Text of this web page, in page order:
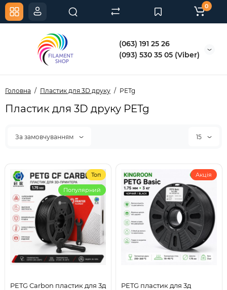
(063) 191 25 26
(093) 530 35 05 (Viber)
0
Головна Пластик для 3D друку PETg
Пластик для 3D друку PETg
За замовчуванням 15
Топ
Популярний
PETG Carbon пластик для 3д
Акція
PETG пластик для 3д